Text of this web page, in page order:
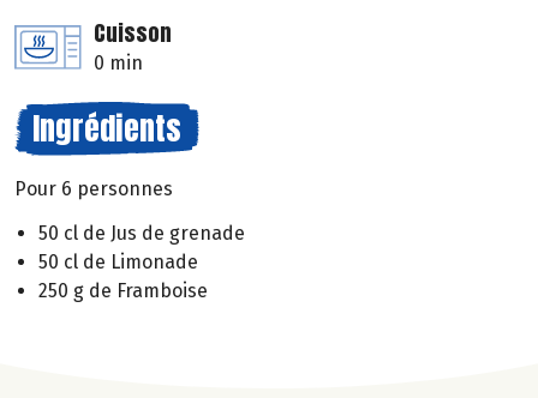
Cuisson
0 min
Ingrédients
Pour 6 personnes
50 cl de Jus de grenade
50 cl de Limonade
250 g de Framboise